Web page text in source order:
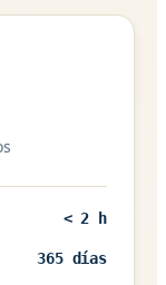
< 2 h
365 días